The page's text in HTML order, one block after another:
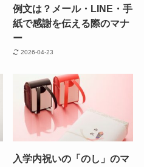
例文は？メール・LINE・手
紙で感謝を伝える際のマナ
ー
2026-04-23
入学内祝いの「のし」のマ